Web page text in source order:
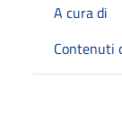
A cura di
Contenuti